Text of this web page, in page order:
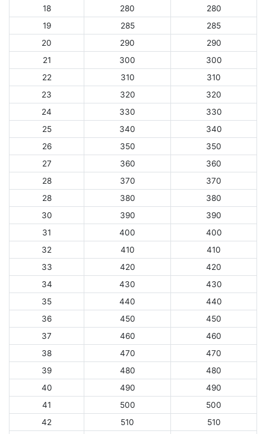
18 280
280
19
285
285
20
290
290
21
300
300
22
310
310
23
320
320
24
330
330
25
340
340
26
350
350
27
360
360
28
370
370
28
380
380
30
390
390
31
400
400
32
410
410
33
420
420
34
430
430
35
440
440
36
450
450
37
460
460
38
470
470
39
480
480
40
490
490
41
500
500
42
510
510